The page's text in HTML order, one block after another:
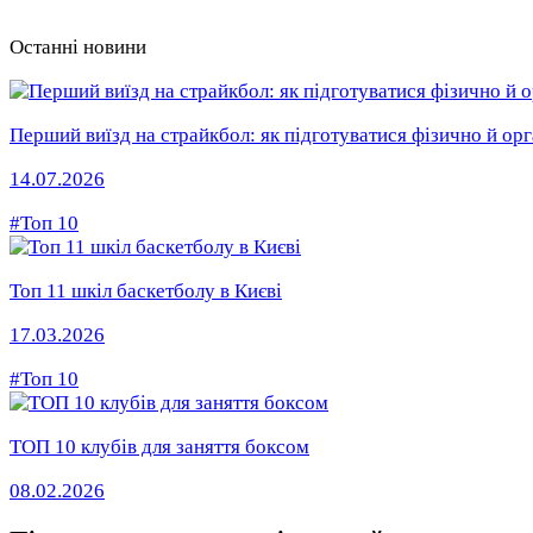
Останні новини
Перший виїзд на страйкбол: як підготуватися фізично й
14.07.2026
#Топ 10
Топ 11 шкіл баскетболу в Києві
17.03.2026
#Топ 10
ТОП 10 клубів для заняття боксом
08.02.2026